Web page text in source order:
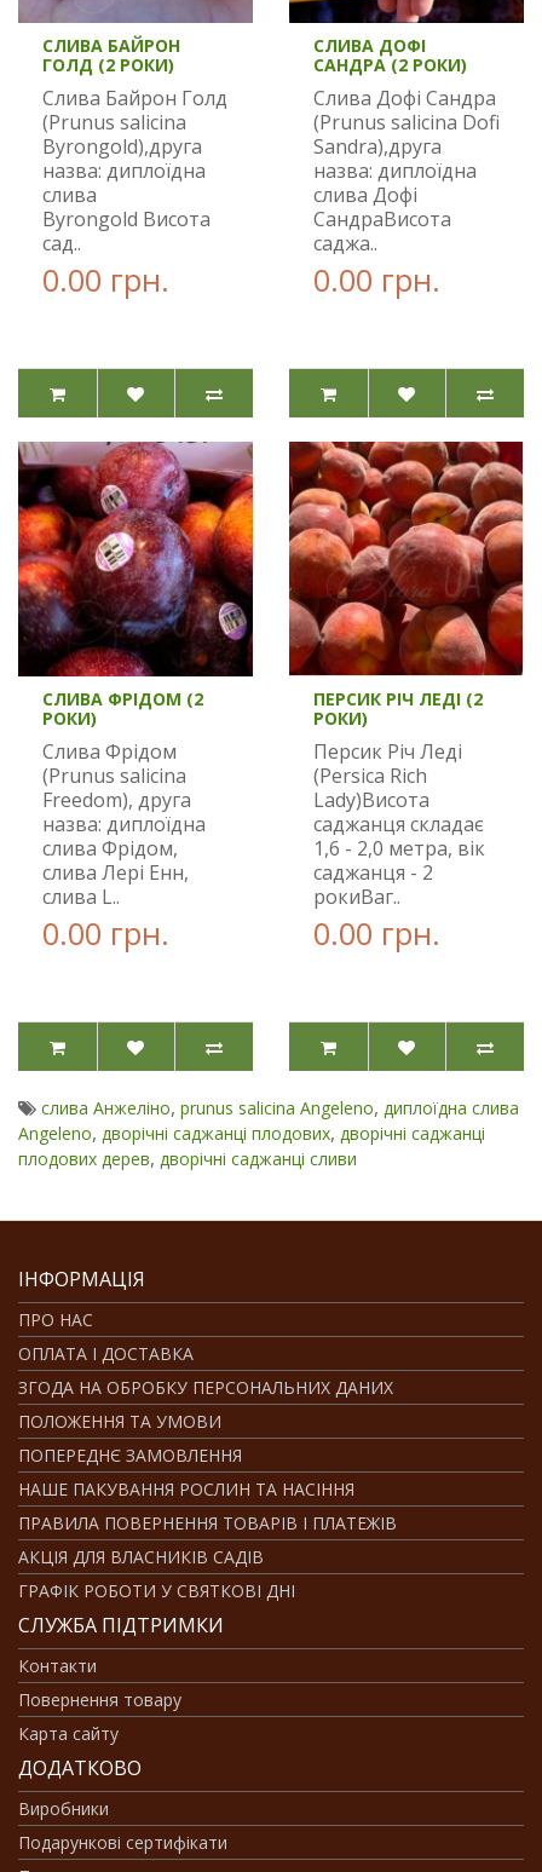
СЛИВА БАЙРОН
ГОЛД (2 РОКИ)
Слива Байрон Голд
(Prunus salicina
Byrongold),друга
назва: диплоїдна
слива
Byrongold Висота
сад..
0.00 грн.
СЛИВА ДОФІ
САНДРА (2 РОКИ)
Слива Дофі Сандра
(Prunus salicina Dofi
Sandra),друга
назва: диплоїдна
слива Дофі
СандраВисота
саджа..
0.00 грн.
СЛИВА ФРІДОМ (2
РОКИ)
Слива Фрідом
(Prunus salicina
Freedom), друга
назва: диплоїдна
слива Фрідом,
слива Лері Енн,
слива L..
0.00 грн.
ПЕРСИК РІЧ ЛЕДІ (2
РОКИ)
Персик Річ Леді
(Persica Rich
Lady)Висота
саджанця складає
1,6 - 2,0 метра, вік
саджанця - 2
рокиВаг..
0.00 грн.
слива Анжеліно, prunus salicina Angeleno, диплоїдна слива
Angeleno, дворічні саджанці плодових, дворічні саджанці
плодових дерев, дворічні саджанці сливи
ІНФОРМАЦІЯ
ПРО НАС
ОПЛАТА І ДОСТАВКА
ЗГОДА НА ОБРОБКУ ПЕРСОНАЛЬНИХ ДАНИХ
ПОЛОЖЕННЯ ТА УМОВИ
ПОПЕРЕДНЄ ЗАМОВЛЕННЯ
НАШЕ ПАКУВАННЯ РОСЛИН ТА НАСІННЯ
ПРАВИЛА ПОВЕРНЕННЯ ТОВАРІВ І ПЛАТЕЖІВ
АКЦІЯ ДЛЯ ВЛАСНИКІВ САДІВ
ГРАФІК РОБОТИ У СВЯТКОВІ ДНІ
СЛУЖБА ПІДТРИМКИ
Контакти
Повернення товару
Карта сайту
ДОДАТКОВО
Виробники
Подарункові сертифікати